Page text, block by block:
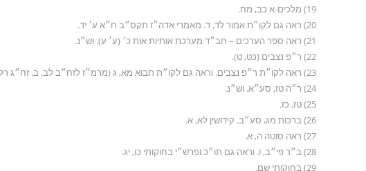
19) מלכים-א כב, מח.
20) ראה גם לקו״ת אמור לד, ד. מאמרי אדה״ז תקס״ב ח״א ע׳ יד.
21) ראה ספר הערכים – חב״ד מערכת אותיות אות כ׳ (ע׳ ע). וש״נ.
22) ר״פ נצבים (כט, ט).
23) ראה לקו״ת ר״פ נצבים. וראה גם לקו״ת תבוא מא, ג (מרמ״ז לזח״ב לב, ב. זח״ג רלא, א). ועוד.
24) ר״ה טז, סע״א. וש״נ.
25) טז, כז.
26) ברכות מג, סע״ב. קידושין לא, א.
27) ראה סוטה ה, א.
28) ב״ר פי״ב, ו. וראה גם תו״כ ופרש״י בחוקותי כו, יג.
29) בחוקותי שם.